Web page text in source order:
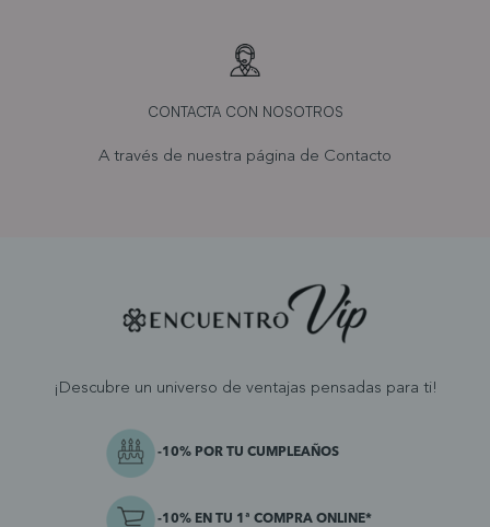
CONTACTA CON NOSOTROS
A través de nuestra página de Contacto
¡Descubre un universo de ventajas pensadas para ti!
-10% POR TU CUMPLEAÑOS
-10% EN TU 1ª COMPRA ONLINE*